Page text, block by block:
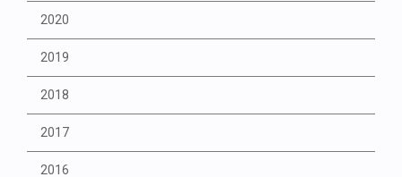
2020
2019
2018
2017
2016